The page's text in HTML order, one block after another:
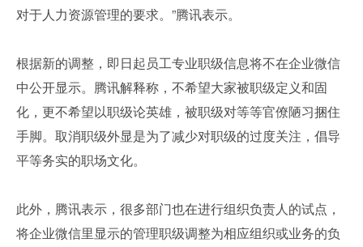
对于人力资源管理的要求。”腾讯表示。
根据新的调整，即日起员工专业职级信息将不在企业微信
中公开显示。腾讯解释称，不希望大家被职级定义和固
化，更不希望以职级论英雄，被职级对等等官僚陋习捆住
手脚。取消职级外显是为了减少对职级的过度关注，倡导
平等务实的职场文化。
此外，腾讯表示，很多部门也在进行组织负责人的试点，
将企业微信里显示的管理职级调整为相应组织或业务的负